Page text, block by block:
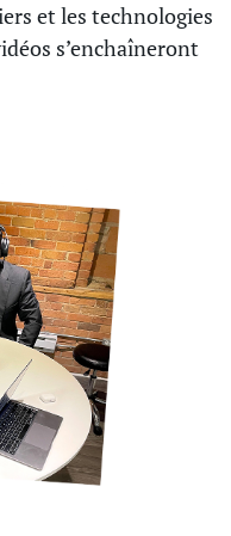
et les technologies
s’enchaîneront